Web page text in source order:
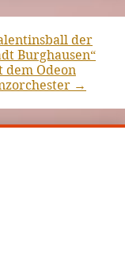
der
Burghausen“
dem Odeon
→